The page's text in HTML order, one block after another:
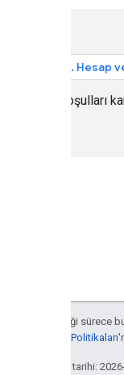
1. Hesap
Ön koşulları
Aksi belirtilmediği sürece
Developers Site Politikaları
Son güncelleme tarihi: